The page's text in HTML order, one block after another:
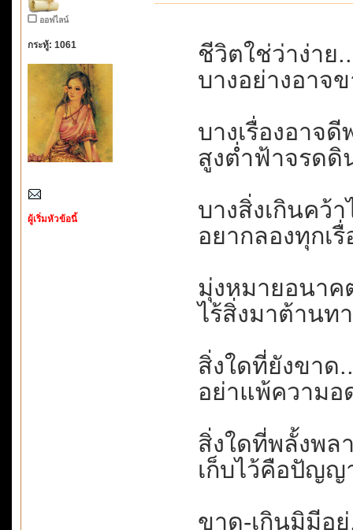
ออฟไลน์
กระทู้: 1061
ผู้เริ่มหัวข้อนี้
ชีวิตใช่ว่าง่าย
บางอย่างอาจ
บางเรื่องอาจ
สูงต่ำฟ้าจรดดิ
บางสิ่งเกินคว้
อยากลองทุกเ
มุ่งหมายอนา
ไร้สิ่งมาต้านท
สิ่งใดที่ยังขาด
อย่าแพ้ความอ
สิ่งใดที่พลั้งพล
เก็บไว้คือปัญญ
ขาด-เกินมิมีอ